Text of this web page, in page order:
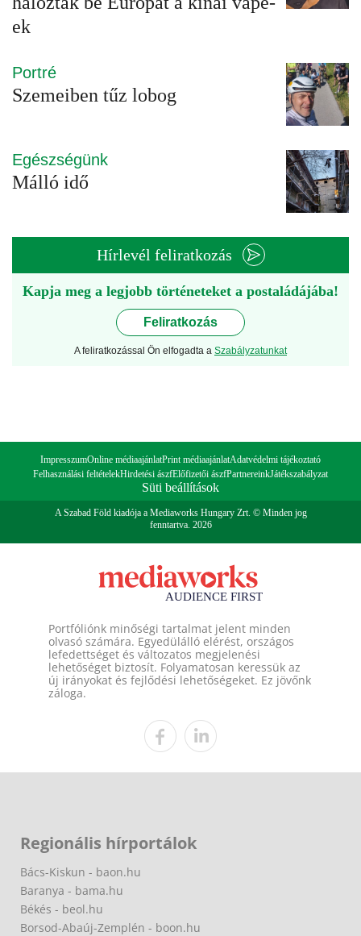
ek
Portré
Szemeiben tűz lobog
Egészségünk
Málló idő
Hírlevél feliratkozás
Kapja meg a legjobb történeteket a postaládájába!
Feliratkozás
A feliratkozással Ön elfogadta a Szabályzatunkat
ImpresszumOnline médiaajánlatPrint médiaajánlatAdatvédelmi tájékoztató
Felhasználási feltételekHirdetési ászfElőfizetői ászfPartnereinkJátékszabályzat
Süti beállítások
A Szabad Föld kiadója a Mediaworks Hungary Zrt. © Minden jog
fenntartva. 2026
Portfóliónk minőségi tartalmat jelent minden
olvasó számára. Egyedülálló elérést, országos
lefedettséget és változatos megjelenési
lehetőséget biztosít. Folyamatosan keressük az
új irányokat és fejlődési lehetőségeket. Ez jövőnk
záloga.
Regionális hírportálok
Bács-Kiskun - baon.hu
Baranya - bama.hu
Békés - beol.hu
Borsod-Abaúj-Zemplén - boon.hu